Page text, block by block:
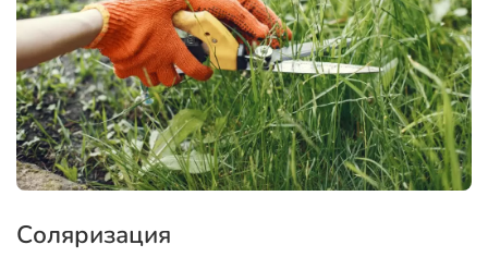
Соляризация